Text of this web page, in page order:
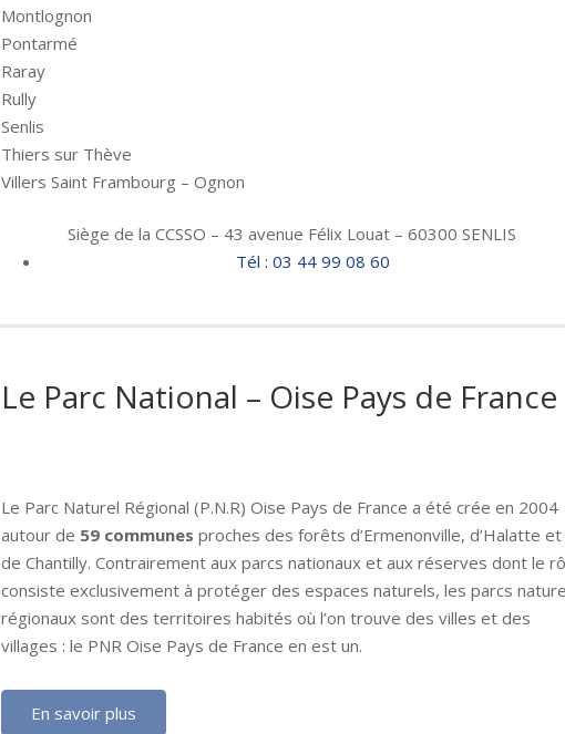
Montlognon
Pontarmé
Raray
Rully
Senlis
Thiers sur Thève
Villers Saint Frambourg – Ognon
Siège de la CCSSO – 43 avenue Félix Louat – 60300 SENLIS
Tél : 03 44 99 08 60
Le Parc National – Oise Pays de France
Le Parc Naturel Régional (P.N.R) Oise Pays de France a été crée en 2004
autour de 59 communes proches des forêts d’Ermenonville, d’Halatte et
de Chantilly. Contrairement aux parcs nationaux et aux réserves dont le
consiste exclusivement à protéger des espaces naturels, les parcs
régionaux sont des territoires habités où l’on trouve des villes et des
villages : le PNR Oise Pays de France en est un.
En savoir plus